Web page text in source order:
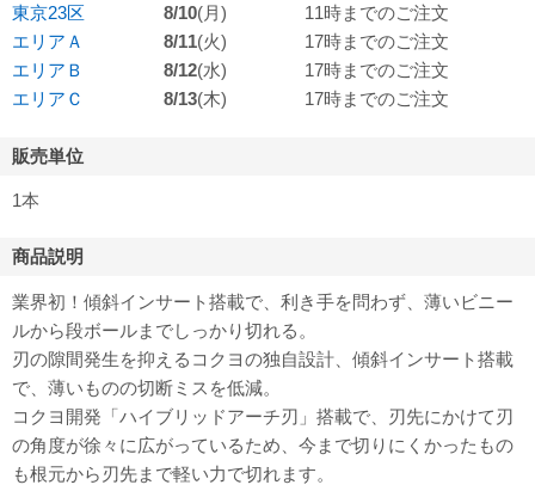
東京23区 8/10(月)
11時までのご注文
エリアＡ
8/11(火)
17時までのご注文
エリアＢ
8/12(水)
17時までのご注文
エリアＣ
8/13(木) 17時までのご注文
販売単位
1本
商品説明
業界初！傾斜インサート搭載で、利き手を問わず、薄いビニー
ルから段ボールまでしっかり切れる。
刃の隙間発生を抑えるコクヨの独自設計、傾斜インサート搭載
で、薄いものの切断ミスを低減。
コクヨ開発「ハイブリッドアーチ刃」搭載で、刃先にかけて刃
の角度が徐々に広がっているため、今まで切りにくかったもの
も根元から刃先まで軽い力で切れます。